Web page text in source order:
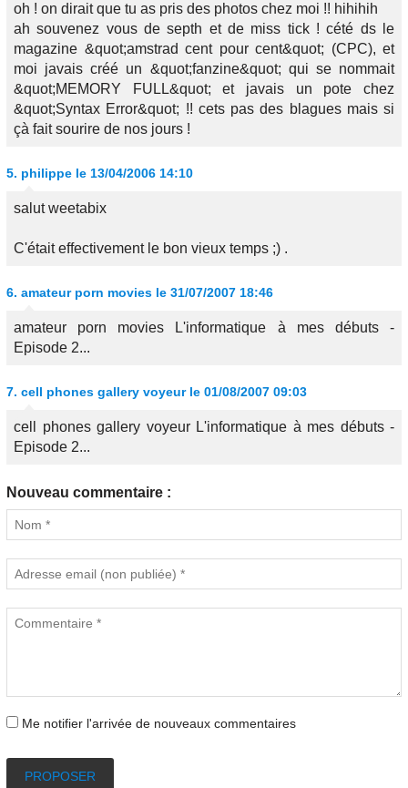
oh ! on dirait que tu as pris des photos chez moi !! hihihih
ah souvenez vous de septh et de miss tick ! cété ds le
magazine &quot;amstrad cent pour cent&quot; (CPC), et
moi javais créé un &quot;fanzine&quot; qui se nommait
&quot;MEMORY FULL&quot; et javais un pote chez
&quot;Syntax Error&quot; !! cets pas des blagues mais si
çà fait sourire de nos jours !
5. philippe le 13/04/2006 14:10
salut weetabix
C'était effectivement le bon vieux temps ;) .
6. amateur porn movies le 31/07/2007 18:46
amateur porn movies L'informatique à mes débuts -
Episode 2...
7. cell phones gallery voyeur le 01/08/2007 09:03
cell phones gallery voyeur L'informatique à mes débuts -
Episode 2...
Nouveau commentaire :
Me notifier l'arrivée de nouveaux commentaires
PROPOSER